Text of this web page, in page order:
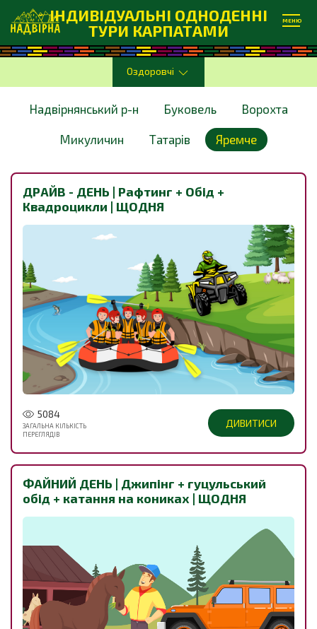
ІНДИВІДУАЛЬНІ ОДНОДЕННІ
ТУРИ КАРПАТАМИ
МЕНЮ
Оздоровчі
Надвірнянський р-н Буковель Ворохта
Микуличин Татарів Яремче
ДРАЙВ - ДЕНЬ | Рафтинг + Обід +
Квадроцикли | ЩОДНЯ
5084
ЗАГАЛЬНА КІЛЬКІСТЬ
ПЕРЕГЛЯДІВ
ДИВИТИСИ
ФАЙНИЙ ДЕНЬ | Джипінг + гуцульський
обід + катання на кониках | ЩОДНЯ